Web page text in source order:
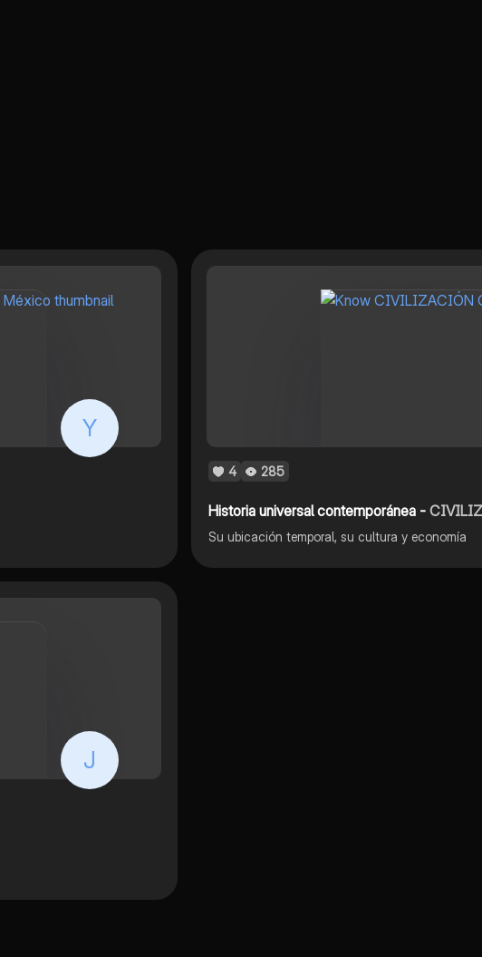
Y
4 285
Historia universal contemporánea -
Su ubicación temporal, su cultura y economía
J